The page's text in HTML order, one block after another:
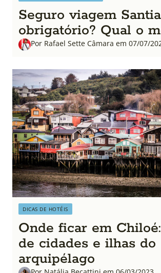
Seguro viagem
obrigatório? Qual o
Por Rafael Sette Câmara em 07/07/
DICAS DE HOTÉIS
Onde ficar em
de cidades e ilhas do
arquipélago